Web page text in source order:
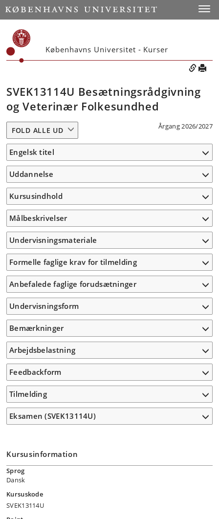
Københavns Universitet - Kurser
SVEK13114U Besætningsrådgivning
og Veterinær Folkesundhed
Årgang 2026/2027
FOLD ALLE UD
Engelsk titel
Uddannelse
Kursusindhold
Målbeskrivelser
Undervisningsmateriale
Formelle faglige krav for tilmelding
Anbefalede faglige forudsætninger
Undervisningsform
Bemærkninger
Arbejdsbelastning
Feedbackform
Tilmelding
Eksamen (SVEK13114U)
Kursusinformation
Sprog
Dansk
Kursuskode
SVEK13114U